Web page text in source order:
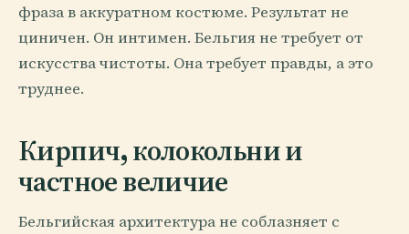
фраза в аккуратном костюме. Результат не
циничен. Он интимен. Бельгия не требует от
искусства чистоты. Она требует правды, а это
труднее.
Кирпич, колокольни и
частное величие
Бельгийская архитектура не соблазняет с